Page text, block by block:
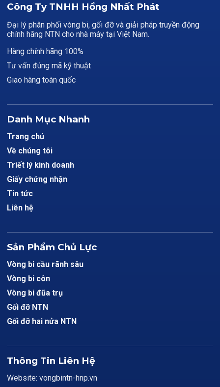
Công Ty TNHH Hồng Nhất Phát
Đại lý phân phối vòng bi, gối đỡ và giải pháp truyền động
chính hãng NTN cho nhà máy tại Việt Nam.
Hàng chính hãng 100%
Tư vấn đúng mã kỹ thuật
Giao hàng toàn quốc
Danh Mục Nhanh
Trang chủ
Về chúng tôi
Triết lý kinh doanh
Giấy chứng nhận
Tin tức
Liên hệ
Sản Phẩm Chủ Lực
Vòng bi cầu rãnh sâu
Vòng bi côn
Vòng bi đũa trụ
Gối đỡ NTN
Gối đỡ hai nửa NTN
Thông Tin Liên Hệ
Website: vongbintn-hnp.vn